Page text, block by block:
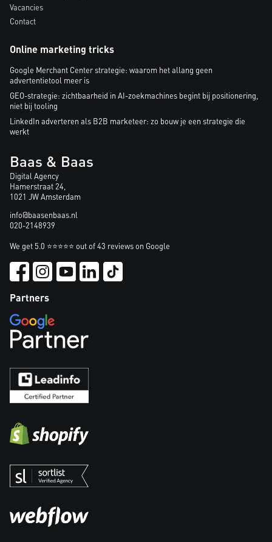
Vacancies
Contact
Online marketing tricks
Google Merchant Center strategie: waarom het allang geen
advertentietool meer is
GEO-strategie: zichtbaarheid in AI-zoekmachines begint bij positionering,
niet bij tooling
LinkedIn adverteren als B2B marketeer: zo bouw je een strategie die
werkt
Baas & Baas
Digital Agency
Hamerstraat 24,
1021 JW Amsterdam
info@baasenbaas.nl
020-2148939
We get 5.0 ⭐⭐⭐⭐⭐ out of 43 reviews on Google
Partners